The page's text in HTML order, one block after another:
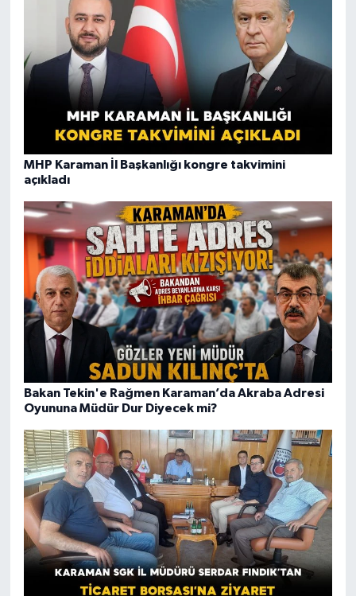
MHP Karaman İl Başkanlığı kongre takvimini
açıkladı
Bakan Tekin'e Rağmen Karaman’da Akraba Adresi
Oyununa Müdür Dur Diyecek mi?